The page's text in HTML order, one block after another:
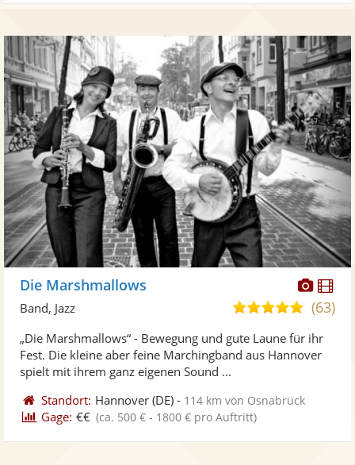
Fotos
Die Marshmallows
5,0
5
(63)
Band, Jazz
„Die Marshmallows“ - Bewegung und gute Laune für ihr
Fest. Die kleine aber feine Marchingband aus Hannover
spielt mit ihrem ganz eigenen Sound ...
Standort: Hannover (DE) - 114 km von Osnabrück
Gage: €€ (ca. 500 € - 1800 € pro Auftritt)